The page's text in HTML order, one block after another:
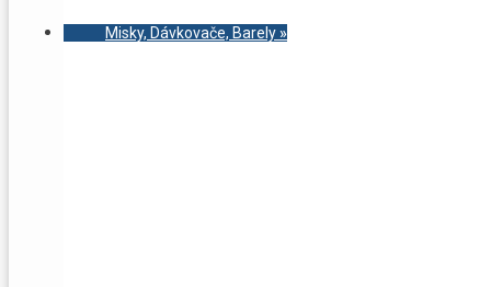
Misky, Dávkovače, Barely»